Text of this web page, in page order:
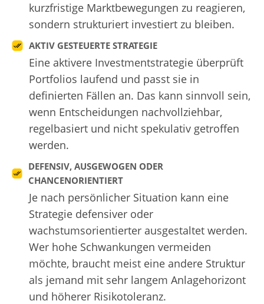
kurzfristige Marktbewegungen zu reagieren,
sondern strukturiert investiert zu bleiben.
AKTIV GESTEUERTE STRATEGIE
Eine aktivere Investmentstrategie überprüft
Portfolios laufend und passt sie in
definierten Fällen an. Das kann sinnvoll sein,
wenn Entscheidungen nachvollziehbar,
regelbasiert und nicht spekulativ getroffen
werden.
DEFENSIV, AUSGEWOGEN ODER
CHANCENORIENTIERT
Je nach persönlicher Situation kann eine
Strategie defensiver oder
wachstumsorientierter ausgestaltet werden.
Wer hohe Schwankungen vermeiden
möchte, braucht meist eine andere Struktur
als jemand mit sehr langem Anlagehorizont
und höherer Risikotoleranz.